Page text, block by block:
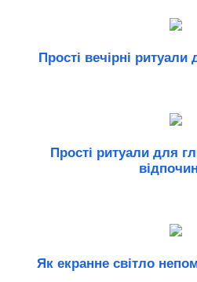
Прості вечірні
Прості ритуали для
Як екранне світло